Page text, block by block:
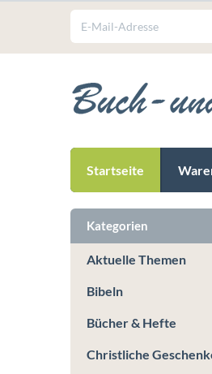
Startseite
Kategorien
Aktuelle Themen
Bibeln
Bücher & Hefte
Christliche